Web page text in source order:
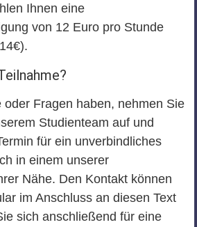
Ihnen eine
von 12 Euro pro Stunde
Fragen haben, nehmen Sie
Studienteam auf und
für ein unverbindliches
in einem unserer
Nähe. Den Kontakt können
im Anschluss an diesen Text
sich anschließend für eine